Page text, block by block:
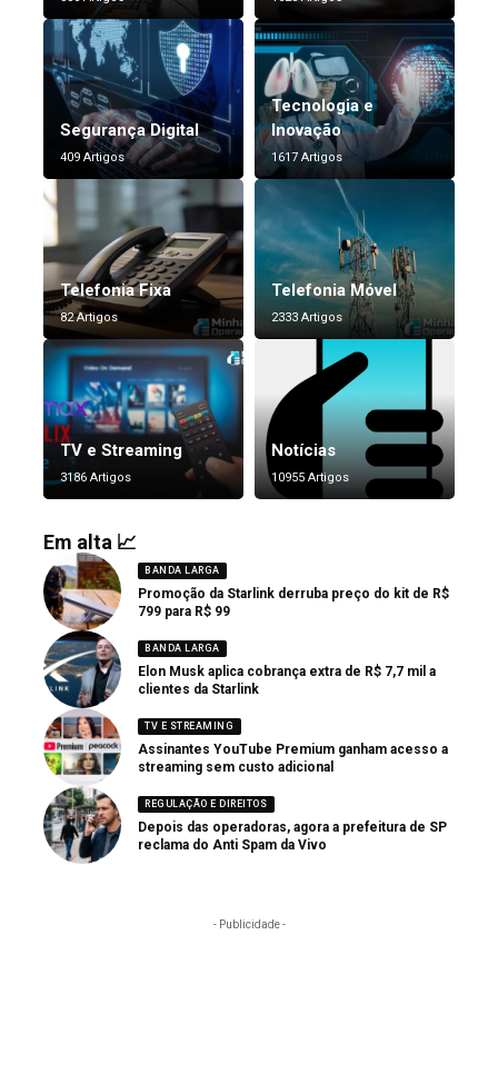
Segurança Digital
409 Artigos
Tecnologia e
Inovação
1617 Artigos
Telefonia Fixa
82 Artigos
Telefonia Móvel
2333 Artigos
TV e Streaming
3186 Artigos
Notícias
10955 Artigos
Em alta 📈
BANDA LARGA
Promoção da Starlink derruba preço do kit de R$
799 para R$ 99
BANDA LARGA
Elon Musk aplica cobrança extra de R$ 7,7 mil a
clientes da Starlink
TV E STREAMING
Assinantes YouTube Premium ganham acesso a
streaming sem custo adicional
REGULAÇÃO E DIREITOS
Depois das operadoras, agora a prefeitura de SP
reclama do Anti Spam da Vivo
- Publicidade -